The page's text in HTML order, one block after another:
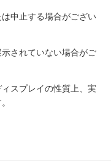
中止する場合がござい
されていない場合がご
スプレイの性質上、実